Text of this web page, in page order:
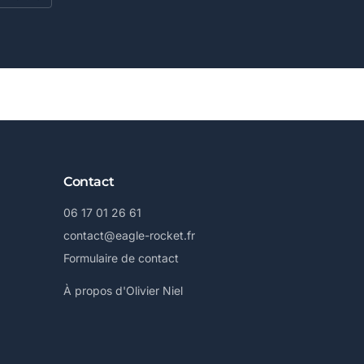
Contact
06 17 01 26 61
contact@eagle-rocket.fr
Formulaire de contact
À propos d'Olivier Niel